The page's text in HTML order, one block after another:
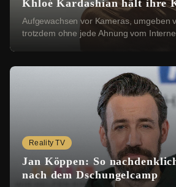
Khloé Kardashian hält ihre
Aufgewachsen vor Kameras, umgeben
trotzdem ohne jede Ahnung vom
Reality TV
Jan Köppen: So
nach dem Dschungelcamp